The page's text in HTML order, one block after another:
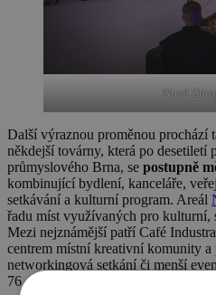
Nová
Další výraznou proměnou prochází
někdejší továrny, která po desetiletí
průmyslového Brna, se postupně
kombinující bydlení, kanceláře,
setkávání a kulturní program. Areál
řadu míst využívaných pro kulturní,
Mezi nejznámější patří Café
centrem místní kreativní komunity a
networkingová setkání či menší
76 – ikonický industriální prostor o